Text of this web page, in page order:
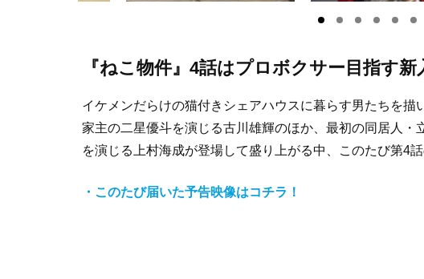
『ねこ物件』4話はプロボクサー目指す新
イケメンだらけの猫付きシェアハウスに暮らす男たちを描
家主の二星優斗を演じる古川雄輝のほか、最初の同居人
を演じる上村海成が登場して盛り上がる中、このたび第4
・このたび届いた予告映像はコチラ！